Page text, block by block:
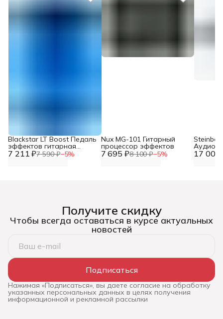
7 211 ₽7 590 ₽−5%
Blackstar LT Boost Педаль
эффектов гитарная
бустер 7 695 ₽8 100 ₽−5%
Nux MG-101 Гитарный
процессор эффектов
17 000
Аудио
Получите скидку
Чтобы всегда оставаться в курсе актуальных
новостей
Подписаться
Нажимая «Подписаться», вы даете согласие на обработку
указанных персональных данных в целях получения
информационной и рекламной рассылки